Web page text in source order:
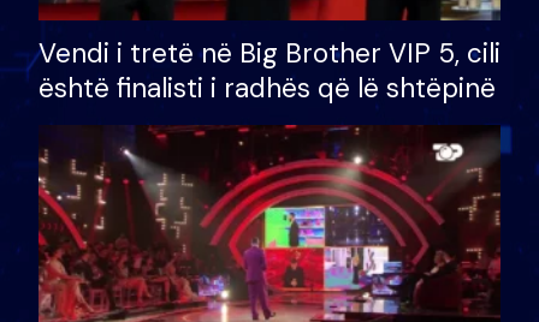
Vendi i tretë në Big Brother VIP 5, cili
është finalisti i radhës që lë shtëpinë